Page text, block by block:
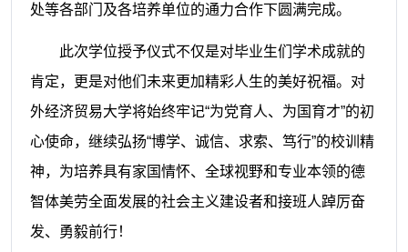
处等各部门及各培养单位的通力合作下圆满完成。
此次学位授予仪式不仅是对毕业生们学术成就的
肯定，更是对他们未来更加精彩人生的美好祝福。对
外经济贸易大学将始终牢记“为党育人、为国育才”的初
心使命，继续弘扬“博学、诚信、求索、笃行”的校训精
神，为培养具有家国情怀、全球视野和专业本领的德
智体美劳全面发展的社会主义建设者和接班人踔厉奋
发、勇毅前行！